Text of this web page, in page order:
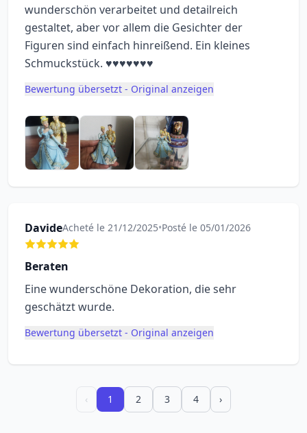
wunderschön verarbeitet und detailreich
gestaltet, aber vor allem die Gesichter der
Figuren sind einfach hinreißend. Ein kleines
Schmuckstück. ♥️♥️♥️♥️♥️♥️♥️
Bewertung übersetzt - Original anzeigen
DavideAcheté le 21/12/2025•Posté le 05/01/2026
Beraten
Eine wunderschöne Dekoration, die sehr
geschätzt wurde.
Bewertung übersetzt - Original anzeigen
‹ 1 2 3 4 ›